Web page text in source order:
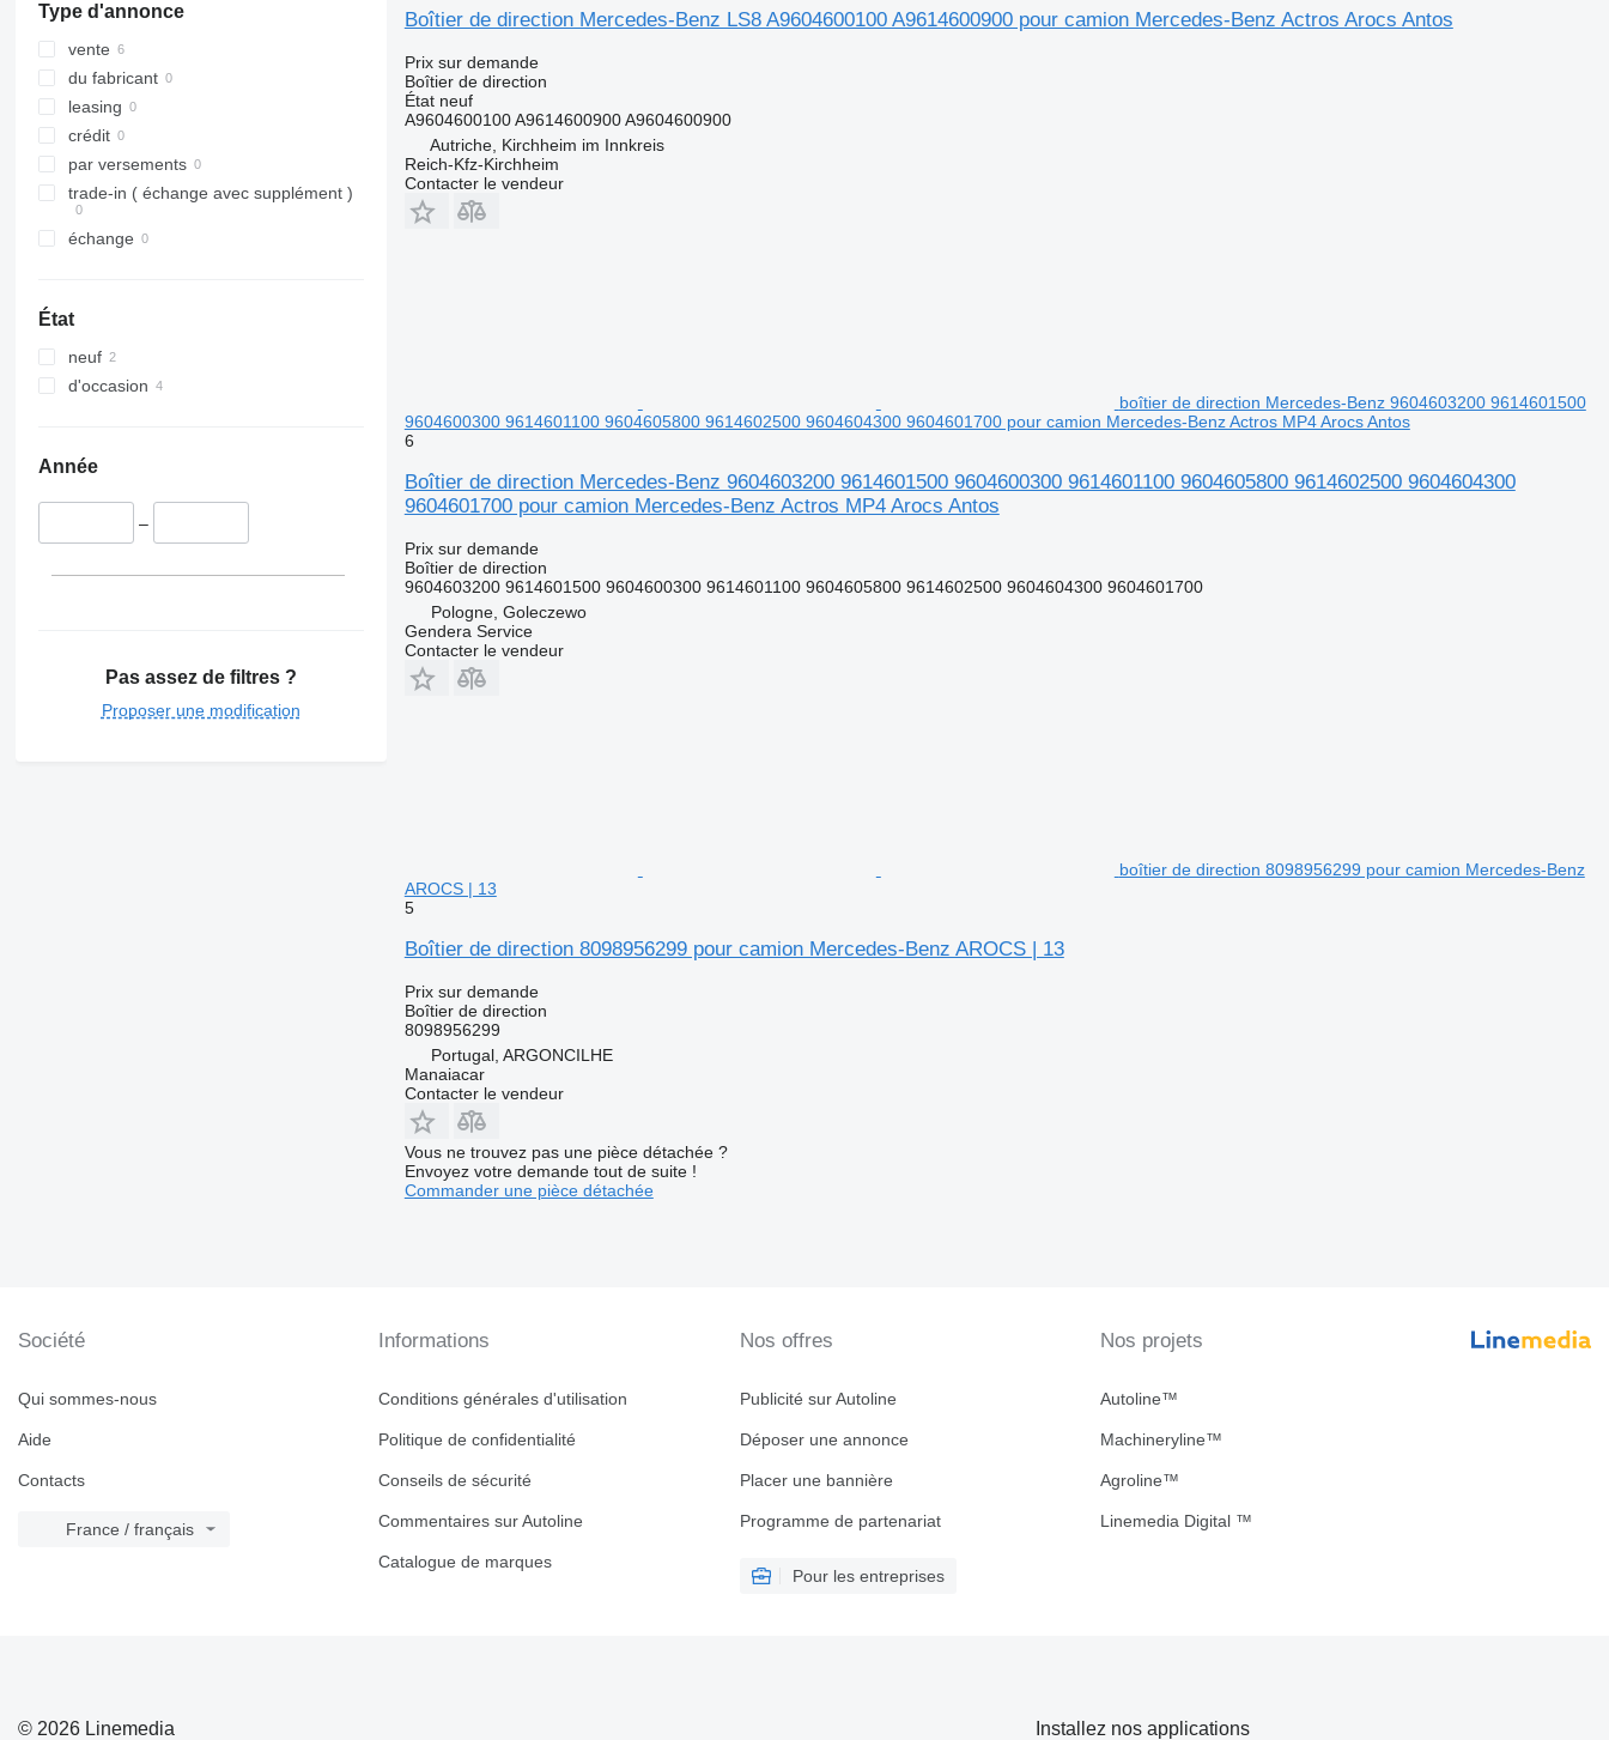
Type d'annonce
vente
du fabricant
leasing
crédit
par versements
trade-in ( échange avec supplément )
échange
État
neuf
d'occasion
Année
–
Pas assez de filtres ?
Proposer une modification
Boîtier de direction Mercedes-Benz LS8 A9604600100 A9614600900 pour camion Mercedes-Benz Actros Arocs Antos
Prix sur demande
Boîtier de direction
Étatneuf
A9604600100 A9614600900 A9604600900
Autriche, Kirchheim im Innkreis
Reich-Kfz-Kirchheim
Contacter le vendeur
boîtier de direction Mercedes-Benz 9604603200 9614601500
9604600300 9614601100 9604605800 9614602500 9604604300 9604601700 pour camion Mercedes-Benz Actros MP4 Arocs Antos
6
Boîtier de direction Mercedes-Benz 9604603200 9614601500 9604600300 9614601100 9604605800 9614602500 9604604300
9604601700 pour camion Mercedes-Benz Actros MP4 Arocs Antos
Prix sur demande
Boîtier de direction
9604603200 9614601500 9604600300 9614601100 9604605800 9614602500 9604604300 9604601700
Pologne, Goleczewo
Gendera Service
Contacter le vendeur
boîtier de direction 8098956299 pour camion Mercedes-Benz
AROCS | 13
5
Boîtier de direction 8098956299 pour camion Mercedes-Benz AROCS | 13
Prix sur demande
Boîtier de direction
8098956299
Portugal, ARGONCILHE
Manaiacar
Contacter le vendeur
Vous ne trouvez pas une pièce détachée ?
Envoyez votre demande tout de suite !
Commander une pièce détachée
Société
Qui sommes-nous
Aide
Contacts
France / français
Informations
Conditions générales d'utilisation
Politique de confidentialité
Conseils de sécurité
Commentaires sur Autoline
Catalogue de marques
Nos offres
Publicité sur Autoline
Déposer une annonce
Placer une bannière
Programme de partenariat
Pour les entreprises
Nos projets
Autoline™
Machineryline™
Agroline™
Linemedia Digital ™
© 2026 Linemedia Installez nos applications